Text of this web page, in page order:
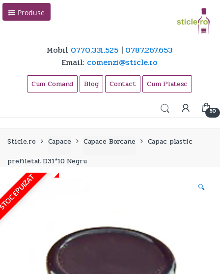
Skip
Skip
Produse
Mobil 0770.331.525| 0787.267.653
Email: comenzi@sticle.ro
Cum Comand Blog Contact Cum Platesc
50
Sticle.ro Capace Capace Borcane
Capac plastic
prefiletat D31*10 Negru
EPUIZAT 🔍